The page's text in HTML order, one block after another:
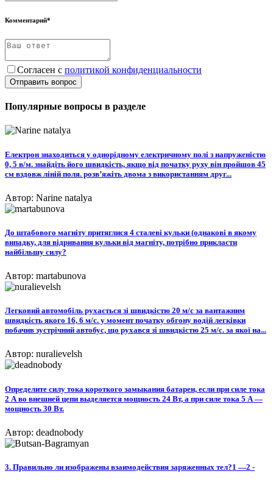
Комментарий*
Согласен с политикой конфиденциальности
Отправить вопрос
Популярные вопросы в разделе
Електрон знаходиться у однорідному електричному полі з напруженістю
0, 5 в/м. знайдіть його швидкість, якщо від початку руху він пройшов 45
см вздовж ліній поля. розв’яжіть двома з використанням друг...
Автор: Narine natalya
До штабового магніту притяглися 4 сталеві кульки (однакові в якому
випадку, для відривання кульки від магніту, потрібно прикласти
найбільшу силу?
Автор: martabunova
Легковий автомобіль рухається зі швидкістю 20 м/c за вантажним
швидкість якого 16, 6 м/c. у момент початку обгону водій легківки
побачив зустрічний автобус, що рухався зі швидкістю 25 м/с. за якої на...
Автор: nuralievelsh
Определите силу тока короткого замыкания батареи, если при силе тока
2 А во внешней цепи выделяется мощность 24 Вт, а при силе тока 5 А —
мощность 30 Вт.​
Автор: deadnobody
3. Правильно ли изображены взаимодействия заряженных тел?1 —2 -​